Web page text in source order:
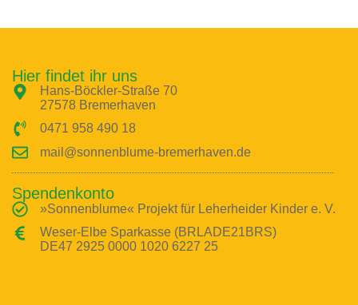
Hier findet ihr uns
Hans-Böckler-Straße 70
27578 Bremerhaven
0471 958 490 18
mail@sonnenblume-bremerhaven.de
Spendenkonto
»Sonnenblume« Projekt für Leherheider Kinder e. V.
Weser-Elbe Sparkasse (BRLADE21BRS)
DE47 2925 0000 1020 6227 25